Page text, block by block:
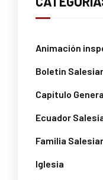
Animación
Boletin
Capítulo
Ecuador
Familia
Iglesia